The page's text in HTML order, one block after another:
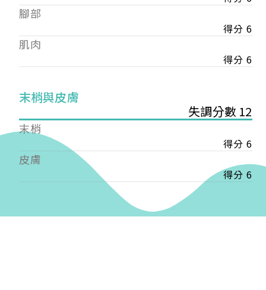
腳部
得分 6
肌肉
得分 6
末梢與皮膚
失調分數 12
末梢
得分 6
皮膚
得分 6
——
【會費】
個人會員:
入會費新臺幣1200元，於會員入會時繳納；常年會
入會費新臺幣3000元，於會員入會時繳納；常年會
戶名: 社團法人台灣自律神經健康培訓暨發展協會
帳號: 003-03-501566-2
銀行: (013) 國泰世華 南京東路分行